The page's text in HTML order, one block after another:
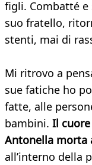
figli. Combatté e
suo fratello,
stenti, mai di
Mi ritrovo a
sue fatiche ho
fatte, alle
bambini. Il
Antonella morta
all’interno della